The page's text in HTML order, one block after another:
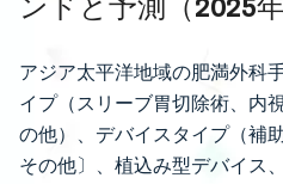
アジア太平洋地域の肥満外科
イプ（スリーブ胃切除術、内
の他）、デバイスタイプ（補
その他〕、植込み型デバイス